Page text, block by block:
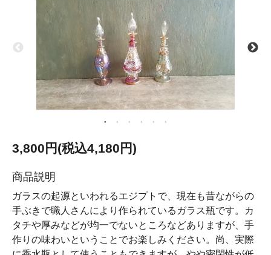
3,800円(税込4,180円)
商品説明
ガラスの起源といわれるエジプトで、現在も昔ながらの
手ぶきで職人さんにより作られているガラス瓶です。カ
タチや厚みなどが均一でないところなどありますが、手
作りの味わいということでお楽しみください。尚、実際